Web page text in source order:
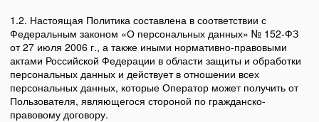
1.2. Настоящая Политика составлена в соответствии с
Федеральным законом «О персональных данных» № 152-ФЗ
от 27 июля 2006 г., а также иными нормативно-правовыми
актами Российской Федерации в области защиты и обработки
персональных данных и действует в отношении всех
персональных данных, которые Оператор может получить от
Пользователя, являющегося стороной по гражданско-
правовому договору.